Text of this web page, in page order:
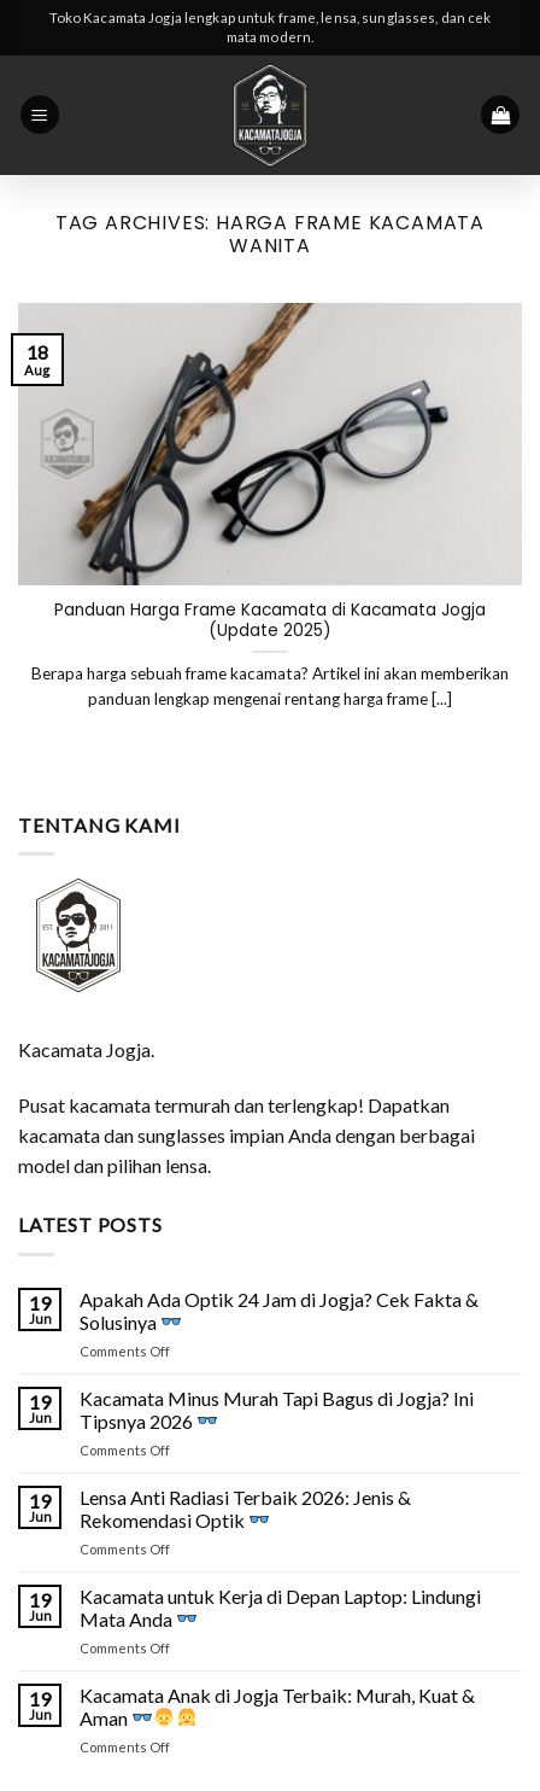
Toko Kacamata Jogja lengkap untuk frame, lensa, sunglasses, dan cek
mata modern.
TAG ARCHIVES: HARGA FRAME KACAMATA
WANITA
Panduan Harga Frame Kacamata di Kacamata Jogja
(Update 2025)
Berapa harga sebuah frame kacamata? Artikel ini akan memberikan
panduan lengkap mengenai rentang harga frame [...]
18
Aug
TENTANG KAMI
Kacamata Jogja.
Pusat kacamata termurah dan terlengkap! Dapatkan
kacamata dan sunglasses impian Anda dengan berbagai
model dan pilihan lensa.
LATEST POSTS
19
Jun
Apakah Ada Optik 24 Jam di Jogja? Cek Fakta &
Solusinya
Comments Offon
Ada
Optik
24
Jam
Jogja?
Cek
19
Jun
Kacamata Minus Murah Tapi Bagus di Jogja? Ini
Tipsnya 2026
Comments Offon
Minus
Murah
Tapi
Bagus
Jogja?
Ini
19
Jun
Lensa Anti Radiasi Terbaik 2026: Jenis &
Rekomendasi Optik
Comments Offon
Anti
Radiasi
Terbaik
2026:
&
Rekomendasi
19
Jun
Kacamata untuk Kerja di Depan Laptop: Lindungi
Mata Anda
Comments Offon
untuk
Kerja
di
Depan
19
Jun
Kacamata Anak di Jogja Terbaik: Murah, Kuat &
Aman
Comments Offon